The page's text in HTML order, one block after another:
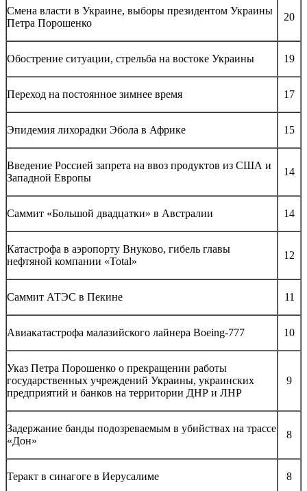
Смена власти в Украине, выборы президентом Украины
Петра Порошенко
20
Обострение ситуации, стрельба на востоке Украины 19
Переход на постоянное зимнее время 17
Эпидемия лихорадки Эбола в Африке 15
Введение Россией запрета на ввоз продуктов из США и
Западной Европы
14
Саммит «Большой двадцатки» в Австралии 14
Катастрофа в аэропорту Внуково, гибель главы
нефтяной компании «Total»
12
Саммит АТЭС в Пекине 11
Авиакатастрофа малазийского лайнера Boeing-777 10
Указ Петра Порошенко о прекращении работы
государственных учреждений Украины, украинских
предприятий и банков на территории ДНР и ЛНР
9
Задержание банды подозреваемым в убийствах на трассе
«Дон»
8
Теракт в синагоге в Иерусалиме 8